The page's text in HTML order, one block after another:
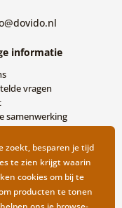
informatie
vragen
samenwerking
zoekt, besparen je tijd
te zien krijgt waarin
cookies om bij te
producten te tonen